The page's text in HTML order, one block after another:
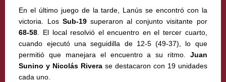
En el último juego de la tarde, Lanús se encontró con la
victoria. Los Sub-19superaron al conjunto visitante por
68-58. El local resolvió el encuentro en el tercer cuarto,
cuando ejecutó una seguidilla de 12-5 (49-37), lo que
permitió que manejara el encuentro a su ritmo. Juan
Sunino y Nicolás Rivera se destacaron con 19 unidades
cada uno.